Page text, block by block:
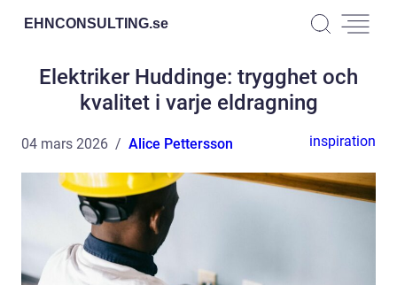
EHNCONSULTING.se
Elektriker Huddinge: trygghet och
kvalitet i varje eldragning
04 mars 2026 Alice Pettersson inspiration